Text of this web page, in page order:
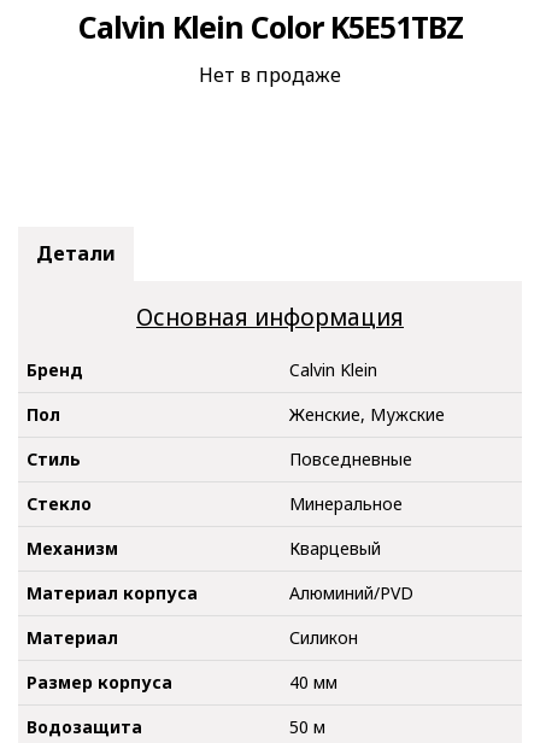
Calvin Klein Color K5E51TBZ
Нет в продаже
Детали
Основная информация
Бренд
Calvin Klein
Пол
Женские, Мужские
Стиль
Повседневные
Стекло
Минеральное
Механизм
Кварцевый
Материал корпуса
Алюминий/PVD
Материал
Силикон
Размер корпуса
40 мм
Водозащита
50 м